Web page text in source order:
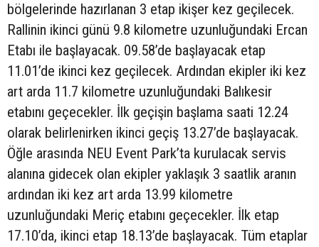
bölgelerinde hazırlanan 3 etap ikişer kez geçilecek.
Rallinin ikinci günü 9.8 kilometre uzunluğundaki Ercan
Etabı ile başlayacak. 09.58’de başlayacak etap
11.01’de ikinci kez geçilecek. Ardından ekipler iki kez
art arda 11.7 kilometre uzunluğundaki Balıkesir
etabını geçecekler. İlk geçişin başlama saati 12.24
olarak belirlenirken ikinci geçiş 13.27’de başlayacak.
Öğle arasında NEU Event Park’ta kurulacak servis
alanına gidecek olan ekipler yaklaşık 3 saatlik aranın
ardından iki kez art arda 13.99 kilometre
uzunluğundaki Meriç etabını geçecekler. İlk etap
17.10’da, ikinci etap 18.13’de başlayacak. Tüm etaplar